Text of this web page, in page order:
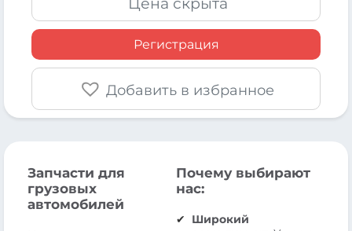
Регистрация
Добавить в избранное
Запчасти для
грузовых
автомобилей
Почему выбирают
нас:
Широкий